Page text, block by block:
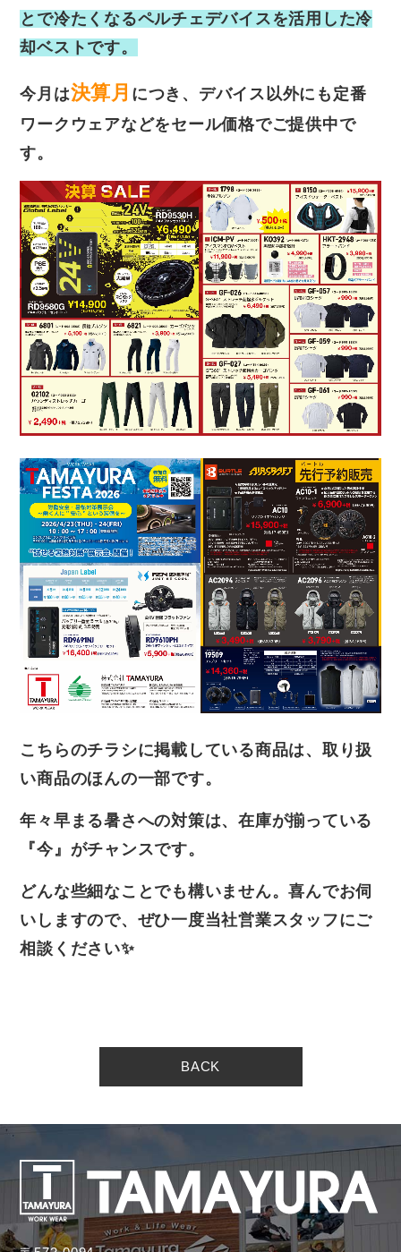
とで冷たくなるペルチェデバイスを活用した冷
却ベストです。
今月は決算月 につき、デバイス以外にも定番
ワークウェアなどをセール価格でご提供中で
す。
こちらのチラシに掲載している商品は、取り扱
い商品のほんの一部です。
年々早まる暑さへの対策は、在庫が揃っている
『今』がチャンスです。
どんな些細なことでも構いません。喜んでお伺
いしますので、ぜひ一度当社営業スタッフにご
相談ください✨
BACK